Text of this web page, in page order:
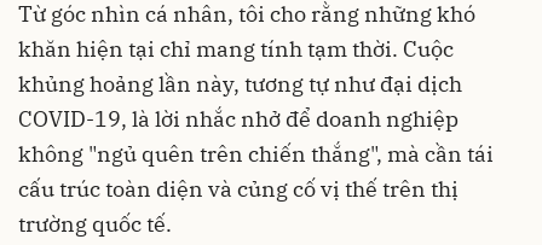
Từ góc nhìn cá nhân, tôi cho rằng những khó
khăn hiện tại chỉ mang tính tạm thời. Cuộc
khủng hoảng lần này, tương tự như đại dịch
COVID-19, là lời nhắc nhở để doanh nghiệp
không "ngủ quên trên chiến thắng", mà cần tái
cấu trúc toàn diện và củng cố vị thế trên thị
trường quốc tế.